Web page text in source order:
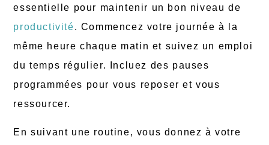
essentielle pour maintenir un bon niveau de
productivité. Commencez votre journée à la
même heure chaque matin et suivez un emploi
du temps régulier. Incluez des pauses
programmées pour vous reposer et vous
ressourcer.
En suivant une routine, vous donnez à votre